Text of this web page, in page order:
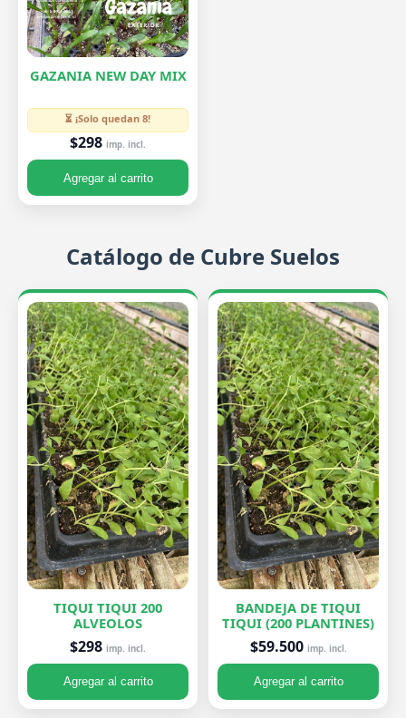
GAZANIA NEW DAY MIX
⏳ ¡Solo quedan 8!
$298 imp. incl.
Agregar al carrito
Catálogo de Cubre Suelos
TIQUI TIQUI 200
ALVEOLOS
$298 imp. incl.
Agregar al carrito
BANDEJA DE TIQUI
TIQUI (200 PLANTINES)
$59.500 imp. incl.
Agregar al carrito